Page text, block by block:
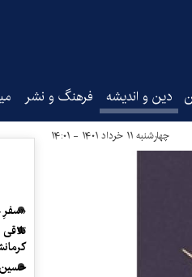
دین و اندیشه فرهنگ و نشر
چهارشنبه ۱۱ خرداد ۱۴۰۱ - ۱۴:۰۱
«سفرِ
حسین